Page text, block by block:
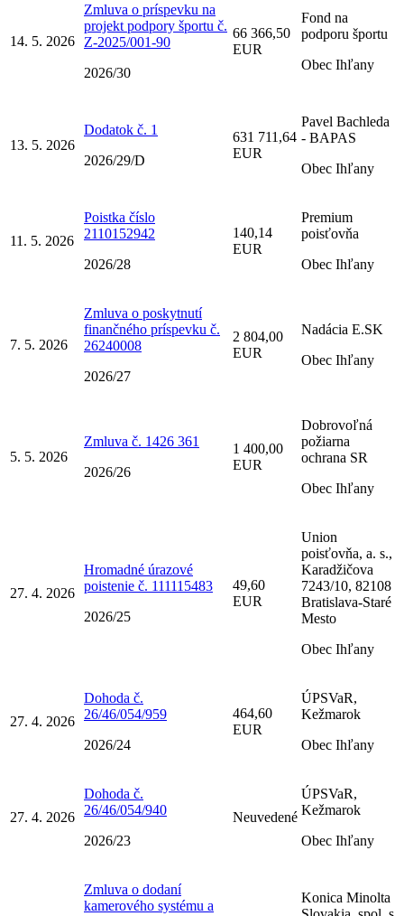
14. 5. 2026
Zmluva o príspevku na
projekt podpory športu č.
Z-2025/001-90
2026/30
66 366,50
EUR
Fond na
podporu športu
Obec Ihľany
13. 5. 2026
Dodatok č. 1
2026/29/D
631 711,64
EUR
Pavel Bachleda
- BAPAS
Obec Ihľany
11. 5. 2026
Poistka číslo
2110152942
2026/28
140,14
EUR
Premium
poisťovňa
Obec Ihľany
7. 5. 2026
Zmluva o poskytnutí
finančného príspevku č.
26240008
2026/27
2 804,00
EUR
Nadácia E.SK
Obec Ihľany
5. 5. 2026
Zmluva č. 1426 361
2026/26
1 400,00
EUR
Dobrovoľná
požiarna
ochrana SR
Obec Ihľany
27. 4. 2026
Hromadné úrazové
poistenie č. 111115483
2026/25
49,60
EUR
Union
poisťovňa, a. s.,
Karadžičova
7243/10, 82108
Bratislava-Staré
Mesto
Obec Ihľany
27. 4. 2026
Dohoda č.
26/46/054/959
2026/24
464,60
EUR
ÚPSVaR,
Kežmarok
Obec Ihľany
27. 4. 2026
Dohoda č.
26/46/054/940
2026/23
Neuvedené
ÚPSVaR,
Kežmarok
Obec Ihľany
Zmluva o dodaní
kamerového systému a
Konica Minolta